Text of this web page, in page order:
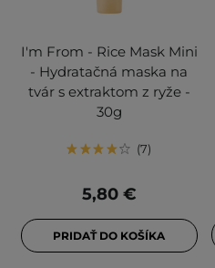
I'm From - Rice Mask Mini
- Hydratačná maska na
tvár s extraktom z ryže -
30g
7
5,80 €
PRIDAŤ DO KOŠÍKA